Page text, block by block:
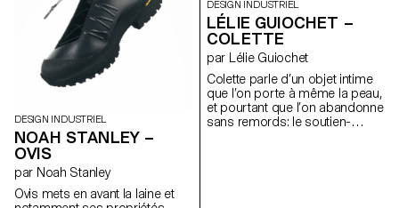
l’été, Celcius explore la
possibilité d'en faire un
dispositif à double usage,
intégrant une fonction de
climatiseur, en faisant un objet
actif toute l’année.
DESIGN INDUSTRIEL
NOAH STANLEY –
OVIS
par Noah Stanley
Ovis mets en avant la laine et
DESIGN INDUSTRIEL
LÉLIE GUIOCHET –
COLETTE
par Lélie Guiochet
Colette parle d’un objet intime
que l’on porte à même la peau,
et pourtant que l’on abandonne
sans remords: le soutien-